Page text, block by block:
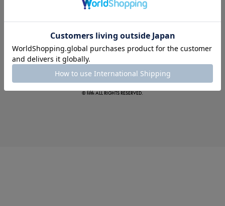
この夏の主役確定！
© fifth ALL RIGHTS RESERVED.